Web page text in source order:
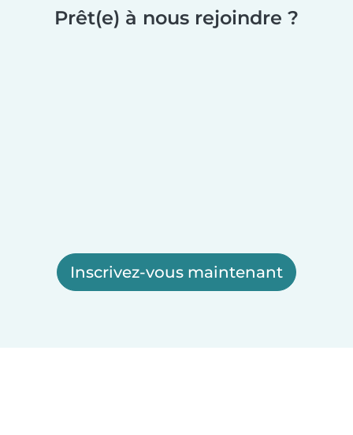
Prêt(e) à nous rejoindre ?
Inscrivez-vous maintenant